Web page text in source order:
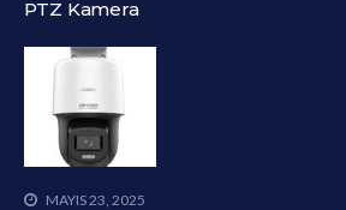
PTZ Kamera
MAYIS 23, 2025